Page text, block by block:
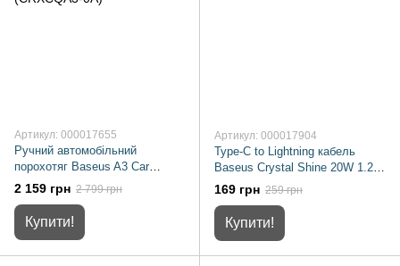
Артикул: 000017655
Ручний автомобільний
порохотяг Baseus A3 Car
Vacuum Cleaner Black
(CRXCQA3-0A)
2 159 грн 2 799 грн
Купити!
Артикул: 000017904
Type-C to Lightning кабель
Baseus Crystal Shine 20W 1.2m
Black (CAJY000201)
169 грн 259 грн
Купити!